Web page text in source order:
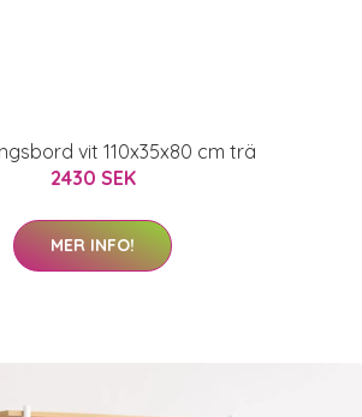
vit 110x35x80 cm trä
2430 SEK
MER INFO!